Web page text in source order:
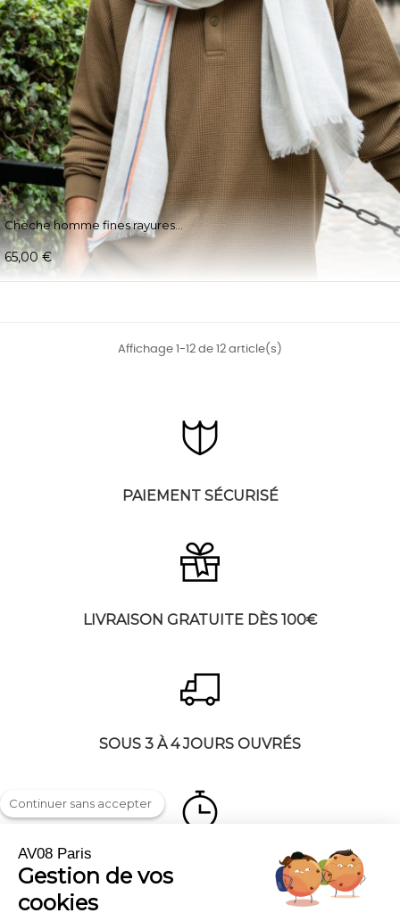
Chèche homme fines rayures...
65,00 €
Affichage 1-12 de 12 article(s)
PAIEMENT SÉCURISÉ
LIVRAISON GRATUITE DÈS 100€
SOUS 3 À 4 JOURS OUVRÉS
RETOUR 30 JOURS
Continuer sans accepter
AV08 Paris
Gestion de vos
cookies